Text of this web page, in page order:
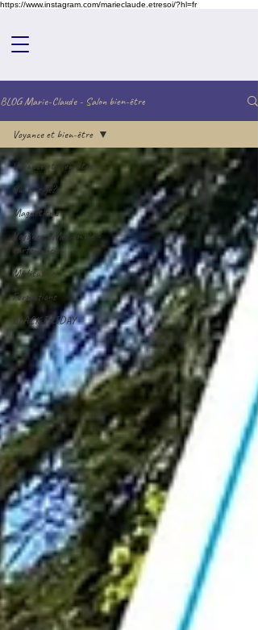
https://www.instagram.com/marieclaude.etresoi/?hl=fr
BLOG Marie-Claude - Salon bien-être
Voyance et bien-être
Qui suis-je?
Magnétisme
Voyance - Médiumnie -
cartomancie .
Méditation
Formations
BLACK FRIDAY
Voyance et bien-être